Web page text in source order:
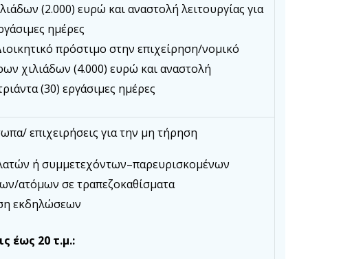
(2.000) ευρώ και αναστολή λειτουργίας για
ημέρες
πρόστιμο στην επιχείρηση/νομικό
χιλιάδων (4.000) ευρώ και αναστολή
(30) εργάσιμες ημέρες
επιχειρήσεις για την μη τήρηση
ή συμμετεχόντων–παρευρισκομένων
ατόμων σε τραπεζοκαθίσματα
εκδηλώσεων
έως 20 τ.μ.: